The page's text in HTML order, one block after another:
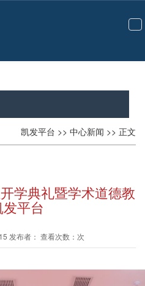
切
航
凯发平台 >> 中心新闻 >> 正文
学典礼暨学术道德教
平台
发布者： 查看次数：次